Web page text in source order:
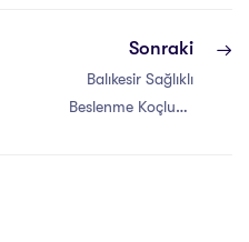
Sonraki
Balıkesir Sağlıklı
Beslenme Koçluğu